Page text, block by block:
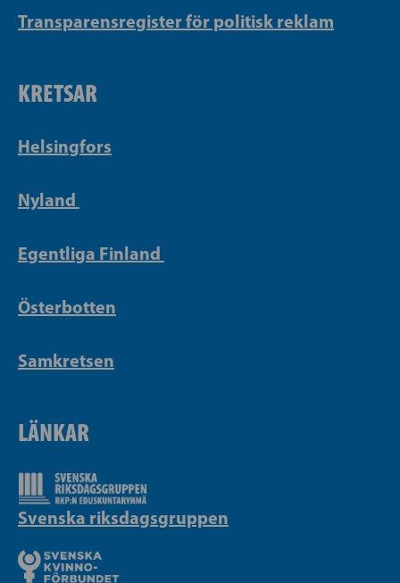
Transparensregister för politisk reklam
KRETSAR
Helsingfors
Nyland
Egentliga Finland
Österbotten
Samkretsen
LÄNKAR
Svenska riksdagsgruppen